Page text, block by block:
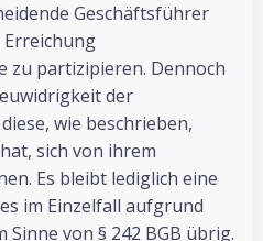
Geschäftsführer
zu partizipieren. Dennoch
der
wie beschrieben,
sich von ihrem
Es bleibt lediglich eine
im Einzelfall aufgrund
von § 242 BGB übrig.